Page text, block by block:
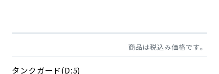
商品は税込み価格です。
タンクガード(D:5)